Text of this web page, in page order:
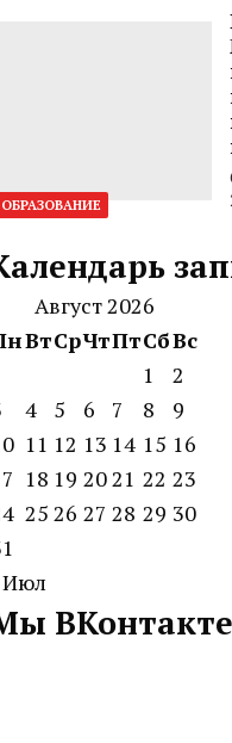
ОБРАЗОВАНИЕ
Август 2026
ВтСрЧтПтСбВс
1
2
4 5 6 7 8
9
11 12 13 14 15 16
18 19 2021 22 23
25 26 27 28 29 30
Июл
ВКонтакте